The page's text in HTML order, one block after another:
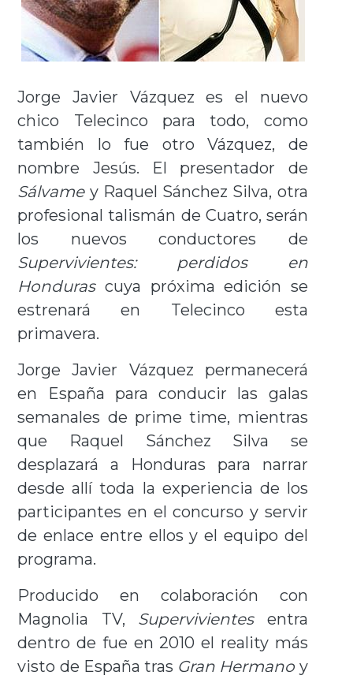
Jorge Javier Vázquez es el nuevo
chico Telecinco para todo, como
también lo fue otro Vázquez, de
nombre Jesús. El presentador de
Sálvamey Raquel Sánchez Silva, otra
profesional talismán de Cuatro, serán
los nuevos conductores de
Supervivientes: perdidos en
Hondurascuya próxima edición se
estrenará en Telecinco esta
primavera.
Jorge Javier Vázquez permanecerá
en España para conducir las galas
semanales de prime time, mientras
que Raquel Sánchez Silva se
desplazará a Honduras para narrar
desde allí toda la experiencia de los
participantes en el concurso y servir
de enlace entre ellos y el equipo del
programa.
Producido en colaboración con
Magnolia TV, Supervivientesentra
dentro de fue en 2010 el reality más
visto de España tras Gran Hermano y